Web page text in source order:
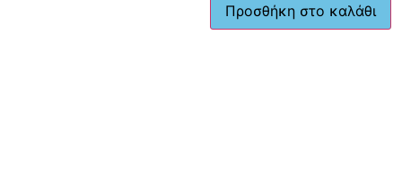
Προσθήκη στο καλάθι